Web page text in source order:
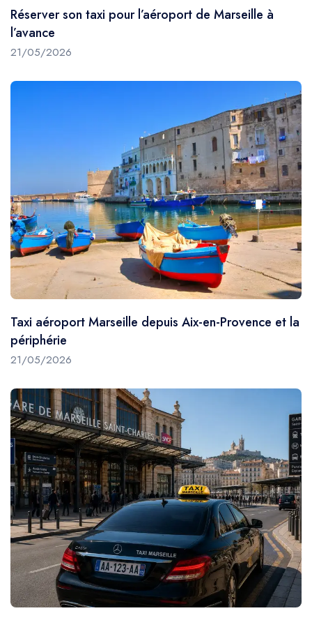
Réserver son taxi pour l’aéroport de Marseille à
l’avance
21/05/2026
Taxi aéroport Marseille depuis Aix-en-Provence et la
périphérie
21/05/2026